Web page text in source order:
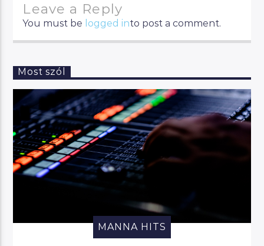
Leave a Reply
You must be logged into post a comment.
Most szól
MANNA HITS